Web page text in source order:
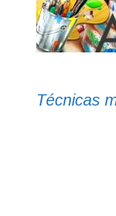
Técnicas